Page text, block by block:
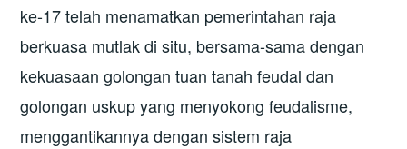
ke-17 telah menamatkan pemerintahan raja
berkuasa mutlak di situ, bersama-sama dengan
kekuasaan golongan tuan tanah feudal dan
golongan uskup yang menyokong feudalisme,
menggantikannya dengan sistem raja